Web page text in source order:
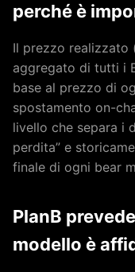
perché è
Il prezzo realizzato
aggregato di tutti i
base al prezzo di
spostamento on-
livello che separa i
perdita” e
finale di ogni bear
PlanB
modello è